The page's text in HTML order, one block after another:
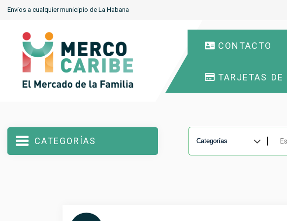
Envíos a cualquier municipio de La Habana
CONTACTO
TARJETAS DE
CATEGORÍAS